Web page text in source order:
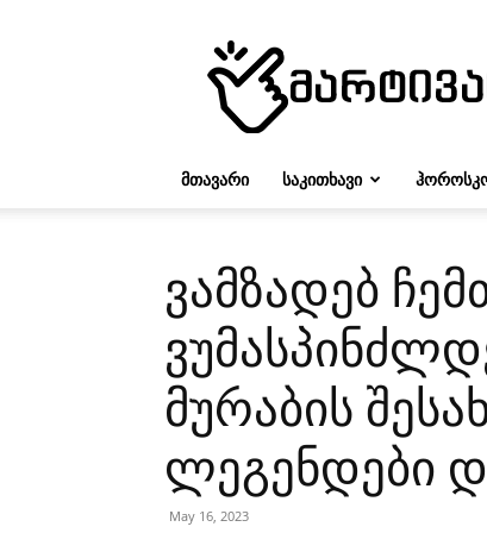
ᲛᲗᲐᲕᲐᲠᲘ ᲡᲐᲙᲘᲗᲮᲐᲕᲘ
ვამზადებ
მურაბის
ლეგენდები
May 16, 2023